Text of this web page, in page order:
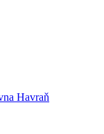
Havraň